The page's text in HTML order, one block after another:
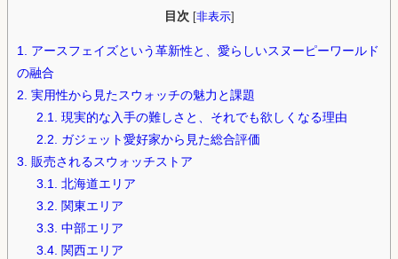
目次 [非表示]
1.
アースフェイズという革新性と、愛らしいスヌーピーワールド
の融合
2. 実用性から見たスウォッチの魅力と課題
2.1.
現実的な入手の難しさと、それでも欲しくなる理由
2.2.
ガジェット愛好家から見た総合評価
3.
販売されるスウォッチストア
3.1.
北海道エリア
3.2.
関東エリア
3.3. 中部エリア
3.4. 関西エリア